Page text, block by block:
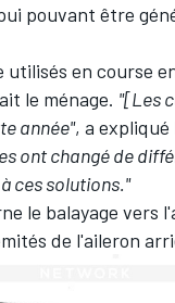
pouvant être
utilisés en course
le ménage. "[Les
année", a expliqué
ont changé de
ces solutions."
le balayage vers
de l'aileron